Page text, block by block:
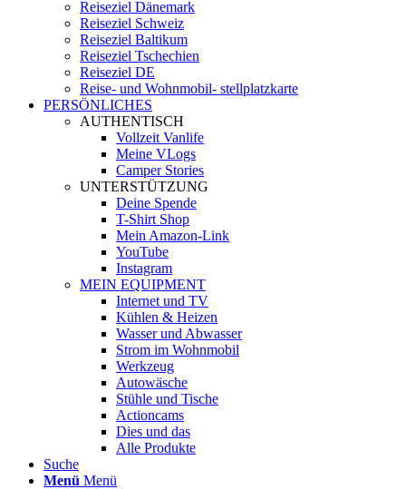
Reiseziel Dänemark
Reiseziel Schweiz
Reiseziel Baltikum
Reiseziel Tschechien
Reiseziel DE
Reise- und Wohnmobil- stellplatzkarte
PERSÖNLICHES
AUTHENTISCH
Vollzeit Vanlife
Meine VLogs
Camper Stories
UNTERSTÜTZUNG
Deine Spende
T-Shirt Shop
Mein Amazon-Link
YouTube
Instagram
MEIN EQUIPMENT
Internet und TV
Kühlen & Heizen
Wasser und Abwasser
Strom im Wohnmobil
Werkzeug
Autowäsche
Stühle und Tische
Actioncams
Dies und das
Alle Produkte
Suche
Menü Menü